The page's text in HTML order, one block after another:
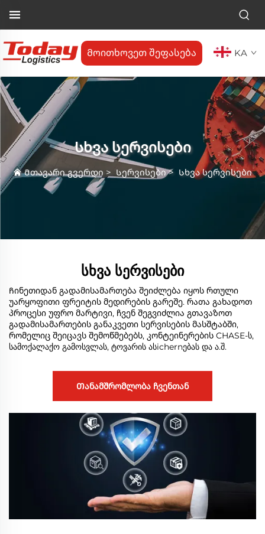
Მოითხოვეთ შეფასება KA
Სხვა სერვისები
Მთავარი გვერდი >Სერვისები> Სხვა სერვისები
Სხვა Სერვისები
Ჩინეთიდან გადამისამართება შეიძლება იყოს რთული
უარყოფითი ფრეიტის მედირების გარეშე. რათა გახადოთ
პროცესი უფრო მარტივი, ჩვენ შეგვიძლია გთავაზოთ
გადამისამართების განაკვეთი სერვისების მასშტაბში,
რომელიც შეიცავს შემოწმებებს, კონტეინერების CHASE-ს,
სამოქალაქო გამოსვლას, ტოვარის ასichernებას და ა.შ.
Თანამშრომლობა ჩვენთან